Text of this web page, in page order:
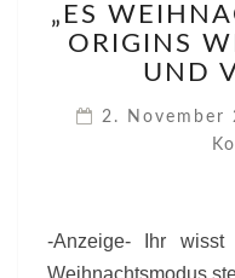
„ES
ORIGINS
UND
2. November
-Anzeige- Ihr